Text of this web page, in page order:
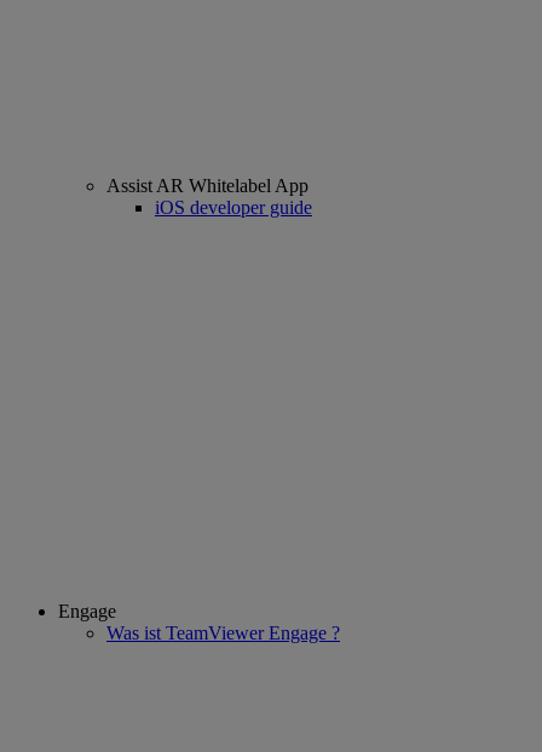
Assist AR Whitelabel App
iOS developer guide
Engage
Was ist TeamViewer Engage ?